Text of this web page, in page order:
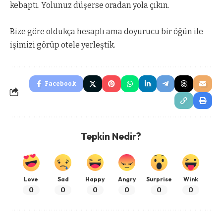
kebaptı. Yolunuz düşerse oradan yola çıkın.
Bize göre oldukça hesaplı ama doyurucu bir öğün ile
işimizi görüp otele yerleştik.
Facebook
Tepkin Nedir?
Love
0
Sad
0
Happy
0
Angry
0
Surprise
0
Wink
0